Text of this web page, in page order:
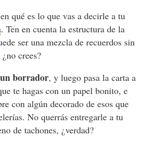
qué es lo que vas a decirle a tu
. Ten en cuenta la estructura de la
ser una mezcla de recuerdos sin
crees?
borrador, y luego pasa la carta a
te hagas con un papel bonito, e
con algún decorado de esos que
No querrás entregarle a tu
de tachones, ¿verdad?